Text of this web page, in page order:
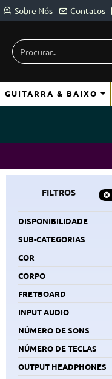
Sobre Nós Contatos
Procurar..
GUITARRA & BAIXO
FILTROS
DISPONIBILIDADE
SUB-CATEGORIAS
COR
CORPO
FRETBOARD
INPUT AUDIO
NÚMERO DE SONS
NÚMERO DE TECLAS
OUTPUT HEADPHONES